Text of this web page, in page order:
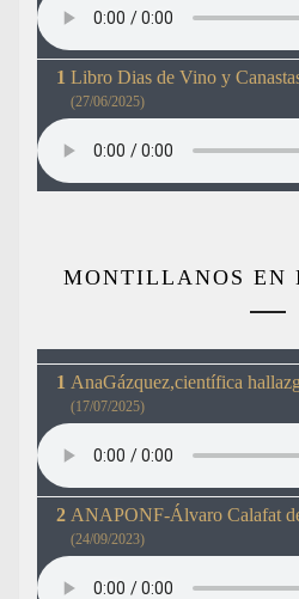
Libro Dias de Vino y
(27/06/2025)
MONTILLANOS EN
AnaGázquez,científica
(17/07/2025)
ANAPONF-Álvaro Calafat
(24/09/2023)